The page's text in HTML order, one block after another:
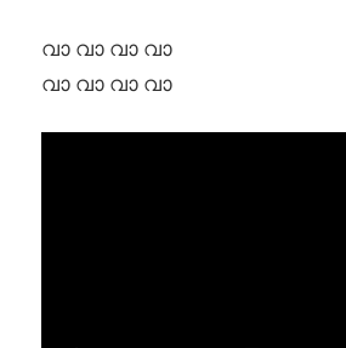
വാ വാ വാ വാ
വാ വാ വാ വാ